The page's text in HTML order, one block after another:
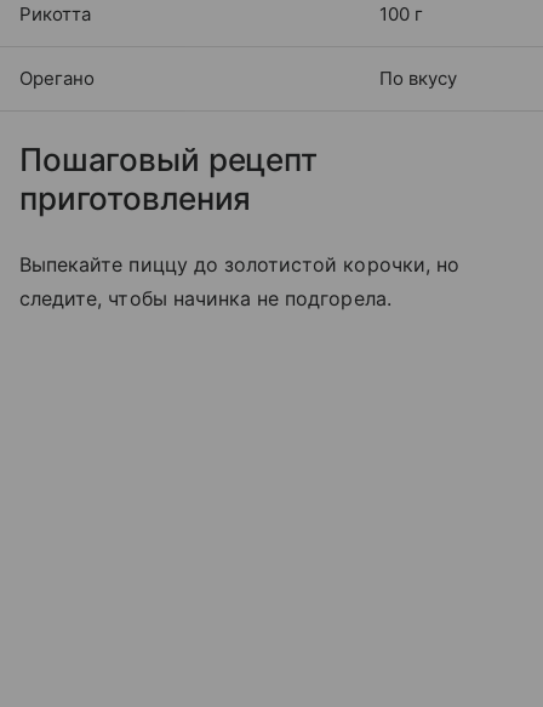
Рикотта 100 г
Орегано По вкусу
Пошаговый рецепт
приготовления
Выпекайте пиццу до золотистой корочки, но
следите, чтобы начинка не подгорела.